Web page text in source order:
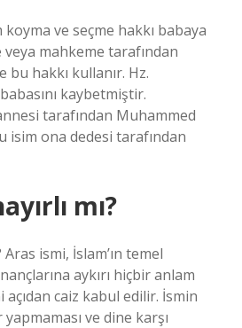
koyma ve seçme hakkı babaya
mahkeme tarafından
bu hakkı kullanır. Hz.
kaybetmiştir.
tarafından Muhammed
isim ona dedesi tarafından
mı?
ismi, İslam’ın temel
aykırı hiçbir anlam
caiz kabul edilir. İsmin
ve dine karşı